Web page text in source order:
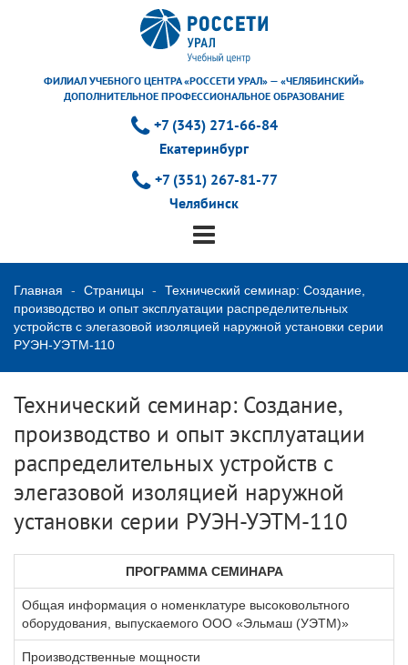
ФИЛИАЛ УЧЕБНОГО ЦЕНТРА «РОССЕТИ УРАЛ» — «ЧЕЛЯБИНСКИЙ»
ДОПОЛНИТЕЛЬНОЕ ПРОФЕССИОНАЛЬНОЕ ОБРАЗОВАНИЕ
+7 (343) 271-66-84
Екатеринбург
+7 (351) 267-81-77
Челябинск
Главная Страницы
Технический семинар: Создание,
производство и опыт эксплуатации распределительных
устройств с элегазовой изоляцией наружной установки серии
РУЭН-УЭТМ-110
Технический семинар: Создание,
производство и опыт эксплуатации
распределительных устройств с
элегазовой изоляцией наружной
установки серии РУЭН-УЭТМ-110
ПРОГРАММА СЕМИНАРА
Общая информация о номенклатуре высоковольтного
оборудования, выпускаемого ООО «Эльмаш (УЭТМ)»
Производственные мощности